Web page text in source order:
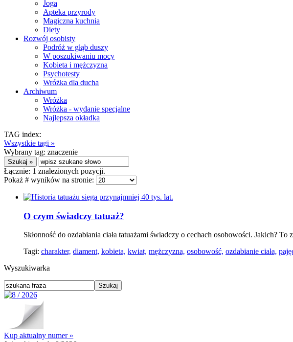
Joga
Apteka przyrody
Magiczna kuchnia
Diety
Rozwój osobisty
Podróż w głąb duszy
W poszukiwaniu mocy
Kobieta i mężczyzna
Psychotesty
Wróżka dla ducha
Archiwum
Wróżka
Wróżka - wydanie specjalne
Najlepsza okładka
TAG index:
Wszystkie tagi »
Wybrany tag: znaczenie
Łącznie: 1 znalezionych pozycji.
Pokaż # wyników na stronie:
O czym świadczy tatuaż?
Skłonność do ozdabiania ciała tatuażami świadczy o cechach osobowości. Jakich?
Tagi: charakter, diament, kobieta, kwiat, mężczyzna, osobowość, ozdabianie ciała,
Wyszukiwarka
Kup aktualny numer »